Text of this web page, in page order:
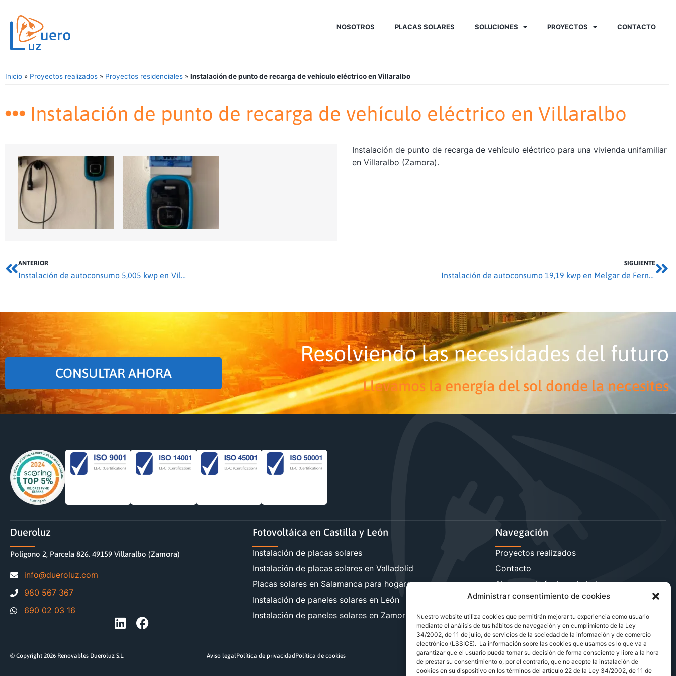
Administrar consentimiento de cookies
Nuestro website utiliza cookies que permitirán mejorar tu experiencia como usuario
mediante el análisis de tus hábitos de navegación y en cumplimiento de la Ley
34/2002, de 11 de julio, de servicios de la sociedad de la información y de comercio
electrónico (LSSICE). La información sobre las cookies que usamos es lo que va a
garantizar que el usuario pueda tomar su decisión de forma consciente y libre a la hora
de prestar su consentimiento o, por el contrario, que no acepte la instalación de
cookies en su dispositivo en los términos del artículo 22 de la Ley 34/2002, de 11 de
NOSOTROS PLACAS SOLARES SOLUCIONES PROYECTOS CONTACTO
Inicio » Proyectos realizados » Proyectos residenciales » Instalación de punto de recarga de vehículo eléctrico en Villaralbo
Instalación de punto de recarga de vehículo eléctrico en Villaralbo
Instalación de punto de recarga de vehículo eléctrico para una vivienda unifamiliar
en Villaralbo (Zamora).
ANTERIOR
Instalación de autoconsumo 5,005 kwp en Villaralbo
SIGUIENTE
Instalación de autoconsumo 19,19 kwp en Melgar de Fernamental
CONSULTAR AHORA
Resolviendo las necesidades del futuro
Llevamos la energía del sol donde la necesites
Dueroluz
Polígono 2, Parcela 826. 49159 Villaralbo (Zamora)
moc.zuloreud@ofni
980 567 367
690 02 03 16
Fotovoltáica en Castilla y León
Instalación de placas solares
Instalación de placas solares en Valladolid
Placas solares en Salamanca para hogares y empresa
Instalación de paneles solares en León
Instalación de paneles solares en Zamora
Navegación
Proyectos realizados
Contacto
Ahorra en la factura de la luz
Reduce la carga reactiva
Más servicios energéticos
Blog de energía y ahorro
© Copyright 2026 Renovables Dueroluz S.L. Aviso legalPolítica de privacidadPolítica de cookies